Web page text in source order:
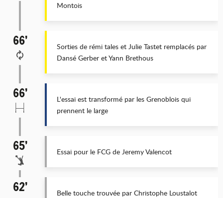
Montois
66’
Sorties de rémi tales et Julie Tastet remplacés par
Dansé Gerber et Yann Brethous
66’
L'essai est transformé par les Grenoblois qui
prennent le large
65’ Essai pour le FCG de Jeremy Valencot
62’ Belle touche trouvée par Christophe Loustalot